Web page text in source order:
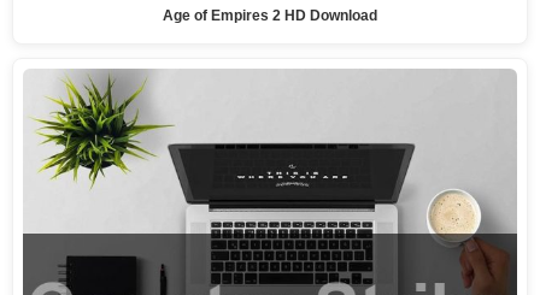
Age of Empires 2 HD Download